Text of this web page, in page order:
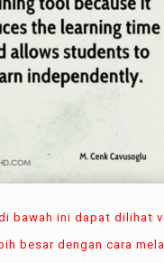
di bawah ini dapat dilihat
besar dengan cara